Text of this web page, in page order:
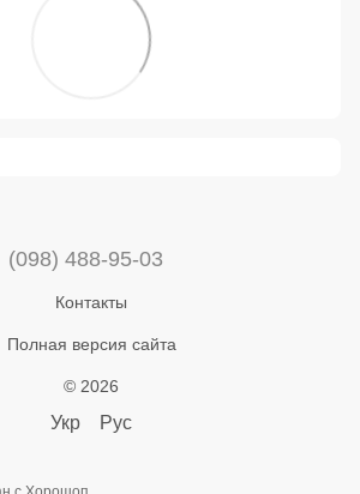
(098) 488-95-03
Контакты
Полная версия сайта
© 2026
Укр Рус